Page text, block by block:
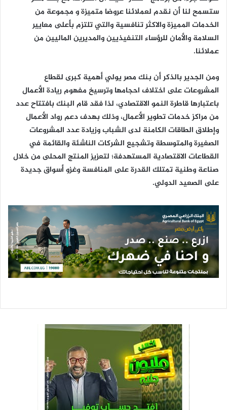
ستسمح لنا أن نقدم لعملائنا عروضا متميزة و مجموعة من
الخدمات المميزة والاكثر تنافسية والتي تلتزم بأعلى معايير
السلامة والأمان للرؤساء التنفيذيين والمديرين الماليين من
عملائنا.
ومن الجدير بالذكر أن بنك مصر يولي أهمية كبرى لقطاع
المشروعات على اختلاف احجامها وترسيخ مفهوم ريادة الأعمال
باعتبارها قاطرة النمو الاقتصادي، لذا فقد قام البنك بافتتاح عدد
من مراكز خدمات تطوير الأعمال، وذلك بهدف دعم رواد الأعمال
وإطلاق الطاقات الكامنة لدى الشباب وزيادة عدد المشروعات
الصغيرة والمتوسطة وتشجيع الشركات الناشئة والقائمة في
القطاعات الاقتصادية المستهدفة؛ لتعزيز المنتج المحلى من خلال
صناعة وطنية تمتلك القدرة على المنافسة وغزو أسواق جديدة
على الصعيد الدولي.